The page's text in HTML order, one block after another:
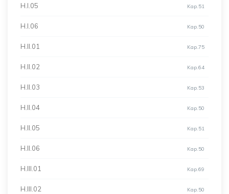
H.I.05 Kap.51
H.I.06 Kap.50
H.II.01 Kap.75
H.II.02 Kap.64
H.II.03 Kap.53
H.II.04 Kap.50
H.II.05 Kap.51
H.II.06 Kap.50
H.III.01 Kap.69
H.III.02 Kap.50